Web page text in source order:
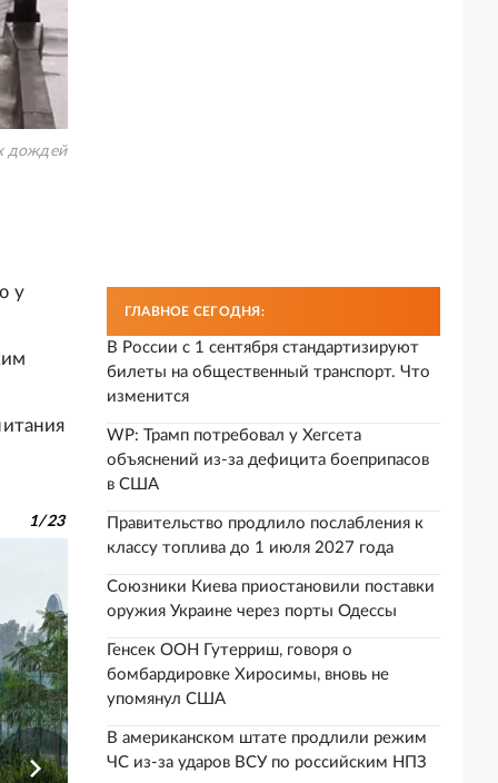
дождей
у
1/23
ГЛАВНОЕ СЕГОДНЯ:
В России с 1 сентября стандартизируют
билеты на общественный транспорт. Что
изменится
WP: Трамп потребовал у Хегсета
объяснений из-за дефицита боеприпасов
в США
Правительство продлило послабления к
классу топлива до 1 июля 2027 года
Союзники Киева приостановили поставки
оружия Украине через порты Одессы
Генсек ООН Гутерриш, говоря о
бомбардировке Хиросимы, вновь не
упомянул США
В американском штате продлили режим
ЧС из-за ударов ВСУ по российским НПЗ